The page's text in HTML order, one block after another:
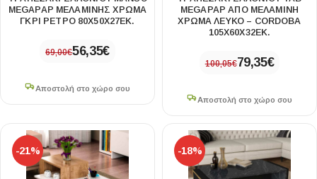
MEGAPAP ΜΕΛΑΜΊΝΗΣ ΧΡΏΜΑ
ΓΚΡΙ ΡΕΤΡΌ 80X50X27ΕΚ.
69,00€56,35€
Αποστολή στο χώρο σου
MEGAPAP ΑΠΌ ΜΕΛΑΜΊΝΗ
ΧΡΏΜΑ ΛΕΥΚΌ – CORDOBA
105X60X32ΕΚ.
100,05€79,35€
Αποστολή στο χώρο σου
-21% -18%